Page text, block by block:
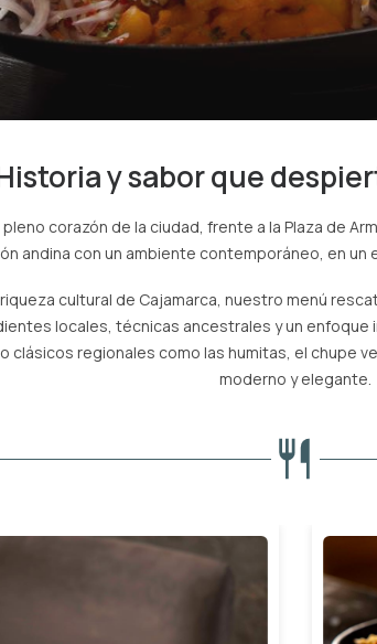
y sabor que
corazón de la ciudad, frente a la Plaza de
andina con un ambiente contemporáneo, en
cultural de Cajamarca, nuestro menú
locales, técnicas ancestrales y un enfoque
clásicos regionales como las humitas, el chupe
moderno y elegante.